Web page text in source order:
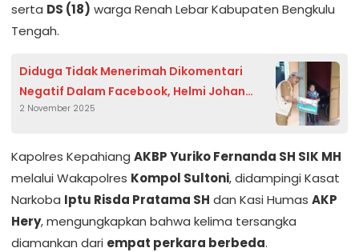
serta DS (18) warga Renah Lebar Kabupaten Bengkulu
Tengah.
Diduga Tidak Menerimah Dikomentari
Negatif Dalam Facebook, Helmi Johan
Laporkan Netizen Kepolres Kepahiang
2 November 2025
Kapolres Kepahiang AKBP Yuriko Fernanda SH SIK MH
melalui Wakapolres Kompol Sultoni, didampingi Kasat
Narkoba Iptu Risda Pratama SH dan Kasi Humas AKP
Hery, mengungkapkan bahwa kelima tersangka
diamankan dari empat perkara berbeda.